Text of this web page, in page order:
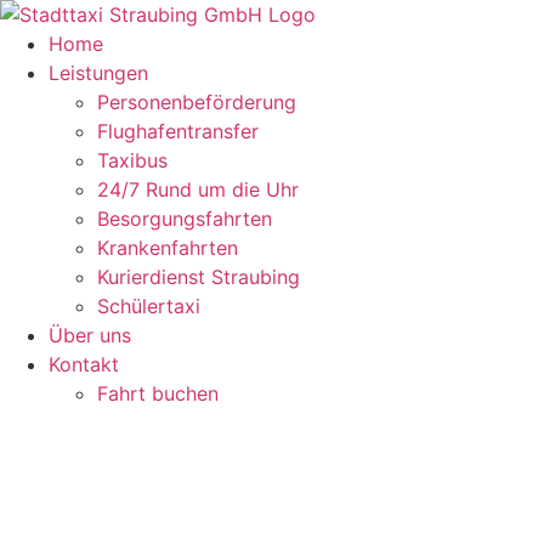
Zum
Inhalt
springen
Home
Leistungen
Personenbeförderung
Flughafentransfer
Taxibus
24/7 Rund um die Uhr
Besorgungsfahrten
Krankenfahrten
Kurierdienst Straubing
Schülertaxi
Über uns
Kontakt
Fahrt buchen